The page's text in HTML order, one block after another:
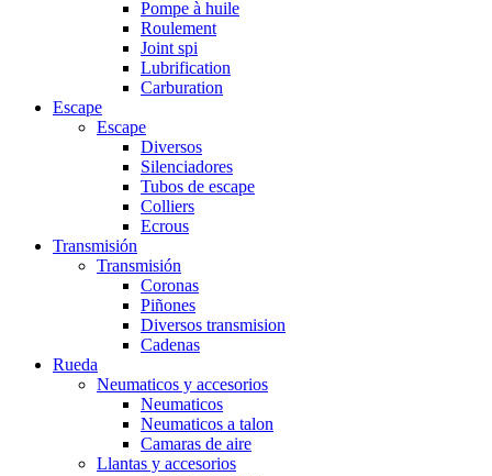
Pompe à huile
Roulement
Joint spi
Lubrification
Carburation
Escape
Escape
Diversos
Silenciadores
Tubos de escape
Colliers
Ecrous
Transmisión
Transmisión
Coronas
Piñones
Diversos transmision
Cadenas
Rueda
Neumaticos y accesorios
Neumaticos
Neumaticos a talon
Camaras de aire
Llantas y accesorios